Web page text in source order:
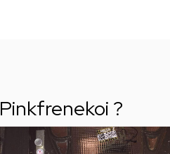
Pinkfrenekoi ?